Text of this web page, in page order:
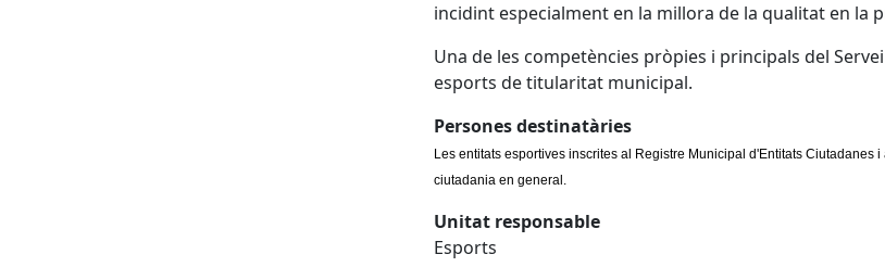
incidint especialment en la millora de la qualitat en la
Una de les competències pròpies i principals del
esports de titularitat municipal.
Persones destinatàries
Les entitats esportives inscrites al Registre Municipal d'Entitats
ciutadania en general.
Unitat responsable
Esports